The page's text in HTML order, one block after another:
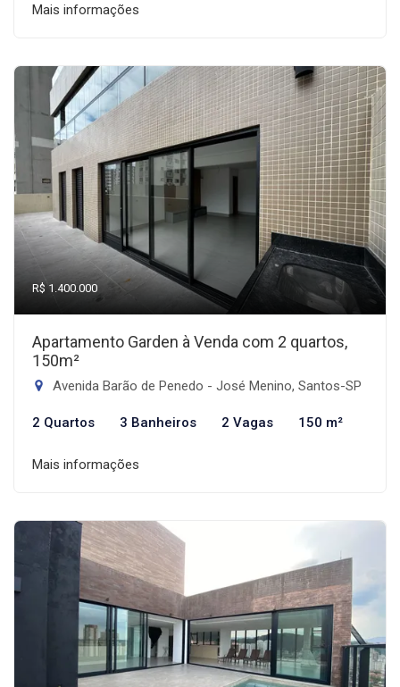
Mais informações
R$ 1.400.000
Apartamento Garden à Venda com 2 quartos,
150m²
Avenida Barão de Penedo - José Menino, Santos-SP
2 Quartos 3 Banheiros 2 Vagas 150 m²
Mais informações